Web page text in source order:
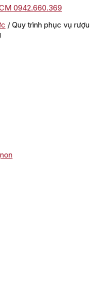
0942.660.369
/ Quy trình phục vụ rượu